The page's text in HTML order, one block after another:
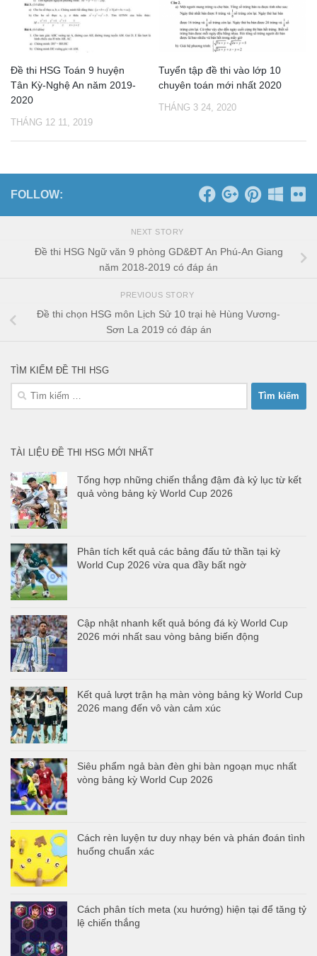
Đề thi HSG Toán 9 huyện
Tân Kỳ-Nghệ An năm 2019-
2020
THÁNG 12 11, 2019
Tuyển tập đề thi vào lớp 10
chuyên toán mới nhất 2020
THÁNG 3 24, 2020
FOLLOW:
NEXT STORY
Đề thi HSG Ngữ văn 9 phòng GD&ĐT An Phú-An Giang
năm 2018-2019 có đáp án
PREVIOUS STORY
Đề thi chọn HSG môn Lịch Sử 10 trại hè Hùng Vương-
Sơn La 2019 có đáp án
TÌM KIẾM ĐỀ THI HSG
Tìm
TÀI LIỆU ĐỀ THI HSG MỚI NHẤT
Tổng hợp những chiến thắng đậm đà kỷ lục từ kết
quả vòng bảng kỳ World Cup 2026
Phân tích kết quả các bảng đấu tử thần tại kỳ
World Cup 2026 vừa qua đầy bất ngờ
Cập nhật nhanh kết quả bóng đá kỳ World Cup
2026 mới nhất sau vòng bảng biến động
Kết quả lượt trận hạ màn vòng bảng kỳ World Cup
2026 mang đến vô vàn cảm xúc
Siêu phẩm ngả bàn đèn ghi bàn ngoạn mục nhất
vòng bảng kỳ World Cup 2026
Cách rèn luyện tư duy nhạy bén và phán đoán tình
huống chuẩn xác
Cách phân tích meta (xu hướng) hiện tại để tăng tỷ
lệ chiến thắng